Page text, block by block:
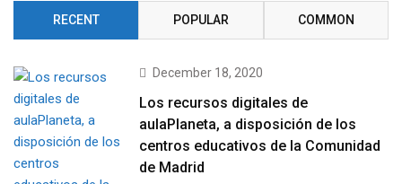
RECENT POPULAR COMMON
December 18, 2020
Los recursos digitales de
aulaPlaneta, a disposición de los
centros educativos de la Comunidad
de Madrid